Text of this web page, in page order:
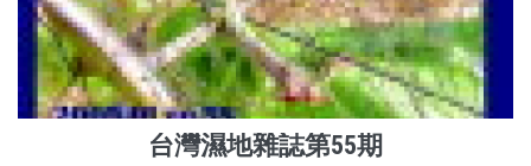
台灣濕地雜誌第55期